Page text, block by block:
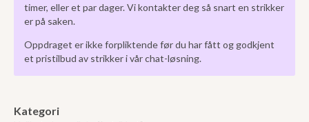
timer, eller et par dager. Vi kontakter deg så snart en strikker
er på saken.
Oppdraget er ikke forpliktende før du har fått og godkjent
et pristilbud av strikker i vår chat-løsning.
Kategori